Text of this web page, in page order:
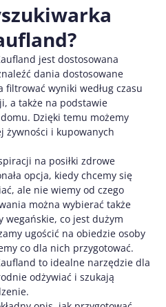
jest dostosowana
dania dostosowane
wyniki według czasu
a także na podstawie
Dzięki temu możemy
żywności i kupowanych
na posiłki zdrowe
opcja, kiedy chcemy się
ale nie wiemy od czego
można wybierać także
wegańskie, co jest dużym
ugościć na obiedzie osoby
co dla nich przygotować.
to idealne narzędzie dla
odżywiać i szukają